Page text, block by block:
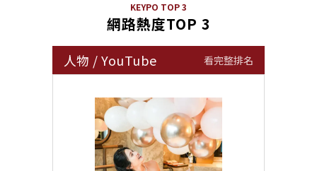
KEYPO TOP 3
網路熱度TOP 3
人物 /YouTube 看完整排名